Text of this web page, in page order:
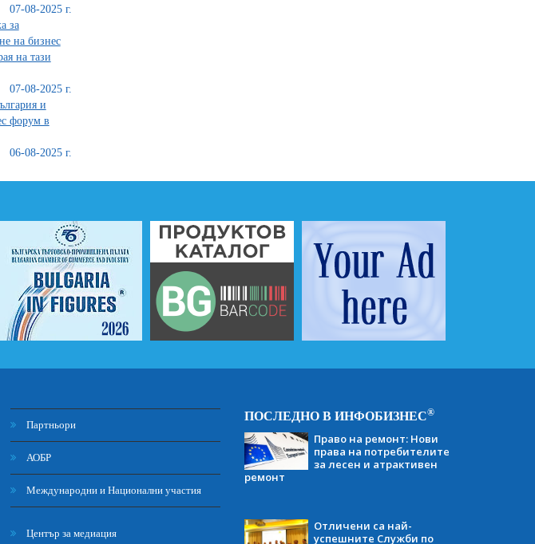
07-08-2025 г.
за
на бизнес
на тази
07-08-2025 г.
и
форум в
06-08-2025 г.
Партньори
АОБР
Международни и Национални участия
Център за медиация
ПОСЛЕДНО В ИНФОБИЗНЕС®
Право на ремонт: Нови
права на потребителите
за лесен и атрактивен
ремонт
Отличени са най-
успешните Служби по